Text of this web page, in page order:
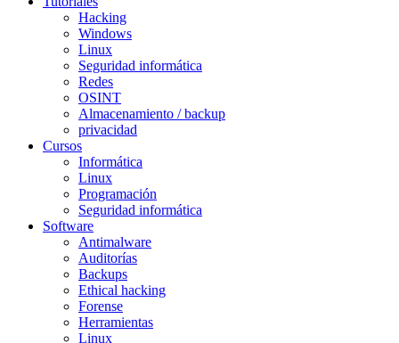
Linux
Seguridad informática
Redes
OSINT
Almacenamiento / backup
privacidad
Cursos
Informática
Linux
Programación
Seguridad informática
Software
Antimalware
Auditorías
Backups
Ethical hacking
Forense
Herramientas
Linux
Privacidad
Pentesting